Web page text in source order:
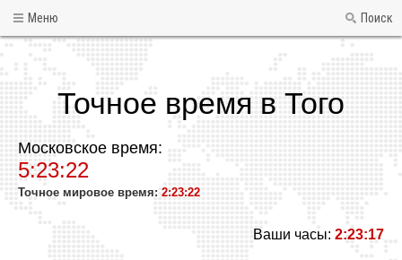
Меню Поиск
Точное время в Того
Московское время:
5:23:22
Точное мировое время: 2:23:22
Ваши часы: 2:23:17